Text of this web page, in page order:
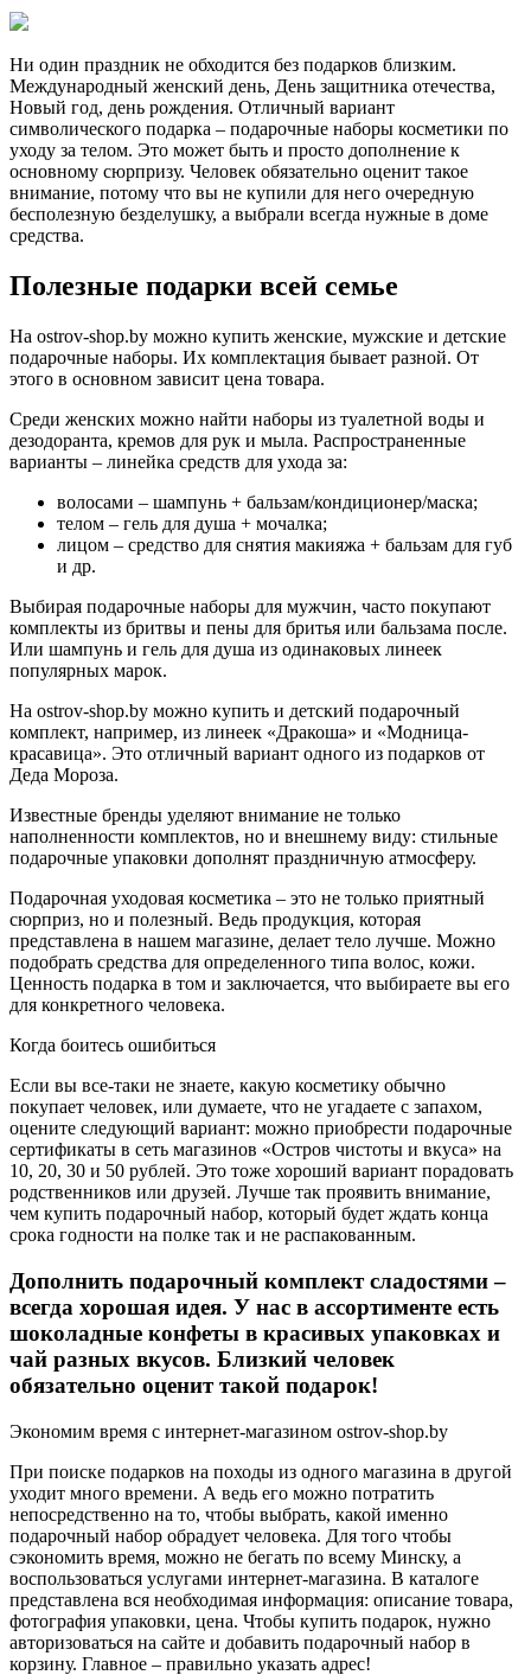
Ни один праздник не обходится без подарков близким.
Международный женский день, День защитника отечества,
Новый год, день рождения. Отличный вариант
символического подарка – подарочные наборы косметики по
уходу за телом. Это может быть и просто дополнение к
основному сюрпризу. Человек обязательно оценит такое
внимание, потому что вы не купили для него очередную
бесполезную безделушку, а выбрали всегда нужные в доме
средства.
Полезные подарки всей семье
На ostrov-shop.by можно купить женские, мужские и детские
подарочные наборы. Их комплектация бывает разной. От
этого в основном зависит цена товара.
Среди женских можно найти наборы из туалетной воды и
дезодоранта, кремов для рук и мыла. Распространенные
варианты – линейка средств для ухода за:
волосами – шампунь + бальзам/кондиционер/маска;
телом – гель для душа + мочалка;
лицом – средство для снятия макияжа + бальзам для губ
и др.
Выбирая подарочные наборы для мужчин, часто покупают
комплекты из бритвы и пены для бритья или бальзама после.
Или шампунь и гель для душа из одинаковых линеек
популярных марок.
На ostrov-shop.by можно купить и детский подарочный
комплект, например, из линеек «Дракоша» и «Модница-
красавица». Это отличный вариант одного из подарков от
Деда Мороза.
Известные бренды уделяют внимание не только
наполненности комплектов, но и внешнему виду: стильные
подарочные упаковки дополнят праздничную атмосферу.
Подарочная уходовая косметика – это не только приятный
сюрприз, но и полезный. Ведь продукция, которая
представлена в нашем магазине, делает тело лучше. Можно
подобрать средства для определенного типа волос, кожи.
Ценность подарка в том и заключается, что выбираете вы его
для конкретного человека.
Когда боитесь ошибиться
Если вы все-таки не знаете, какую косметику обычно
покупает человек, или думаете, что не угадаете с запахом,
оцените следующий вариант: можно приобрести подарочные
сертификаты в сеть магазинов «Остров чистоты и вкуса» на
10, 20, 30 и 50 рублей. Это тоже хороший вариант порадовать
родственников или друзей. Лучше так проявить внимание,
чем купить подарочный набор, который будет ждать конца
срока годности на полке так и не распакованным.
Дополнить подарочный комплект сладостями –
всегда хорошая идея. У нас в ассортименте есть
шоколадные конфеты в красивых упаковках и
чай разных вкусов. Близкий человек
обязательно оценит такой подарок!
Экономим время с интернет-магазином ostrov-shop.by
При поиске подарков на походы из одного магазина в другой
уходит много времени. А ведь его можно потратить
непосредственно на то, чтобы выбрать, какой именно
подарочный набор обрадует человека. Для того чтобы
сэкономить время, можно не бегать по всему Минску, а
воспользоваться услугами интернет-магазина. В каталоге
представлена вся необходимая информация: описание товара,
фотография упаковки, цена. Чтобы купить подарок, нужно
авторизоваться на сайте и добавить подарочный набор в
корзину. Главное – правильно указать адрес!